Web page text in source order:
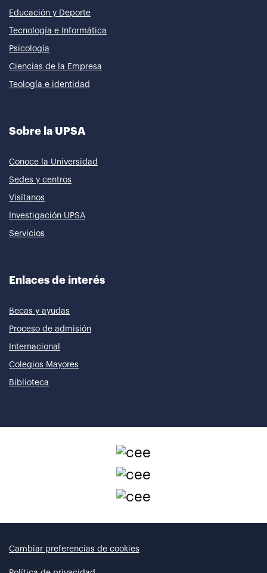
Educación y Deporte
Tecnología e Informática
Psicología
Ciencias de la Empresa
Teología e identidad
Sobre la UPSA
Conoce la Universidad
Sedes y centros
Visítanos
Investigación UPSA
Servicios
Enlaces de interés
Becas y ayudas
Proceso de admisión
Internacional
Colegios Mayores
Biblioteca
Cambiar preferencias de cookies